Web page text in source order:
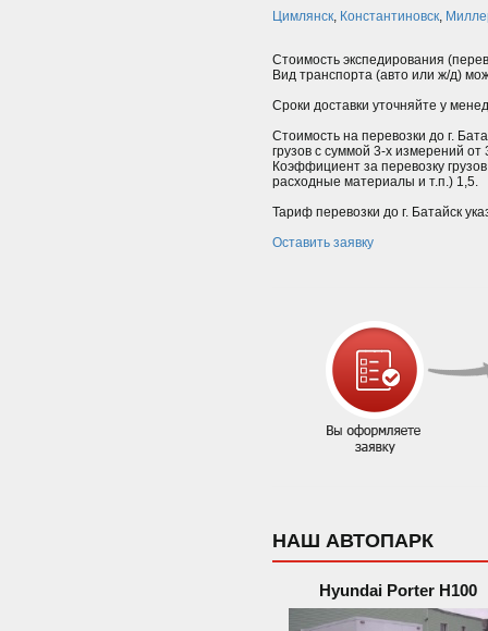
Цимлянск, Константиновск,
Стоимость экспедирования
Вид транспорта (авто или ж/д)
Сроки доставки уточняйте у
Стоимость на перевозки до г.
грузов с суммой 3-х измерений
Коэффициент за перевозку
расходные материалы и т.п.) 1,5.
Тариф перевозки до г. Батайск
Оставить заявку
НАШ АВТОПАРК
Hyundai Porter H100